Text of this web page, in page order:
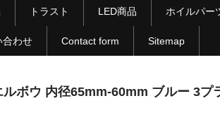
トラスト LED商品 ホイルパー
合わせ Contact form Sitemap
ルボウ 内径65mm-60mm ブルー 3